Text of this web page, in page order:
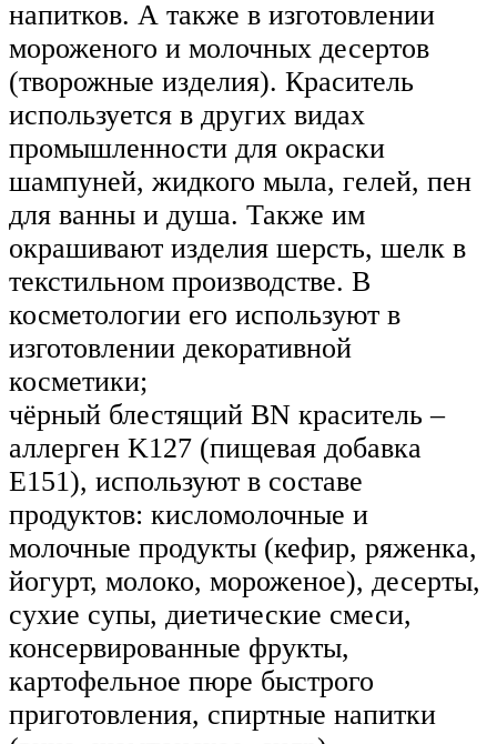
напитков. А также в изготовлении
мороженого и молочных десертов
(творожные изделия). Краситель
используется в других видах
промышленности для окраски
шампуней, жидкого мыла, гелей, пен
для ванны и душа. Также им
окрашивают изделия шерсть, шелк в
текстильном производстве. В
косметологии его используют в
изготовлении декоративной
косметики;
чёрный блестящий BN краситель –
аллерген K127 (пищевая добавка
Е151), используют в составе
продуктов: кисломолочные и
молочные продукты (кефир, ряженка,
йогурт, молоко, мороженое), десерты,
сухие супы, диетические смеси,
консервированные фрукты,
картофельное пюре быстрого
приготовления, спиртные напитки